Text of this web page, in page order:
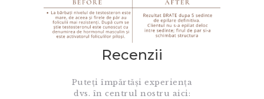
Recenzii
Puteți împărtăși experiența
dvs. în centrul nostru aici: